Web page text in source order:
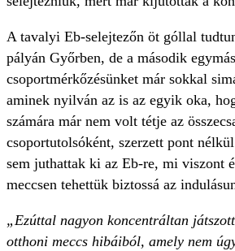
A tavalyi Eb-selejtezőn öt góllal
pályán Győrben, de a második
csoportmérkőzésünket már sokkal
aminek nyilván az is az egyik oka,
számára már nem volt tétje az
csoportutolsóként, szerzett pont
sem juthattak ki az Eb-re, mi viszont
meccsen tehettük biztossá az
„Ezúttal nagyon koncentráltan
otthoni meccs hibáiból, amely nem